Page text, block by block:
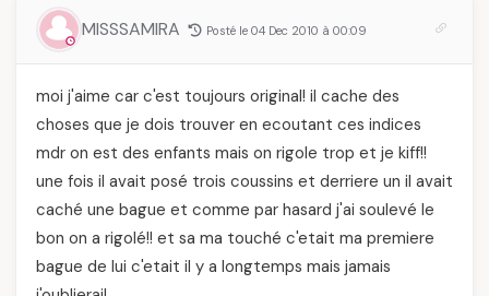
vraiment savoir
MISSSAMIRA Posté le 04 Dec 2010 à 00:09
moi j'aime car c'est toujours original! il cache des
choses que je dois trouver en ecoutant ces indices
mdr on est des enfants mais on rigole trop et je kiff!!
une fois il avait posé trois coussins et derriere un il avait
caché une bague et comme par hasard j'ai soulevé le
bon on a rigolé!! et sa ma touché c'etait ma premiere
bague de lui c'etait il y a longtemps mais jamais